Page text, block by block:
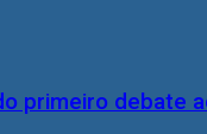
primeiro debate